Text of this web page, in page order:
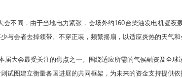
不同，由于当地电力紧张，会场外约160台柴油发电机昼
与会者去掉领带、不穿正装，频繁摇扇，以适应炎热的天气和
届大会最受关注的焦点之一。围绕适应所需的气候融资及全
试图建立衡量各国进展的共同框架，为未来的资金支持提供依